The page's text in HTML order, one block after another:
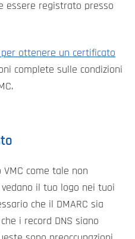
essere registrato presso
per ottenere un certificato
complete sulle condizioni
come tale non
il tuo logo nei tuoi
che il DMARC sia
i record DNS siano